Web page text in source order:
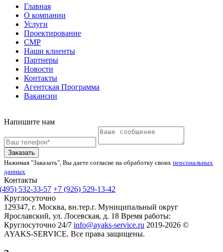
Главная
О компании
Услуги
Проектирование
СМР
Наши клиенты
Партнеры
Новости
Контакты
Агентская Программа
Вакансии
Напишите нам
Заказать
Нажимая "Заказать", Вы даете согласие на обработку своих персональных
данных
Контакты
532-33-57 +7 (926) 529-13-42
Круглосуточно
129347, г. Москва, вн.тер.г. Муниципальный округ
Ярославский, ул. Лосевская, д. 18 Время работы:
Круглосуточно 24/7 info@ayaks-service.ru 2019-2026 ©
AYAKS-SERVICE. Все права защищены.